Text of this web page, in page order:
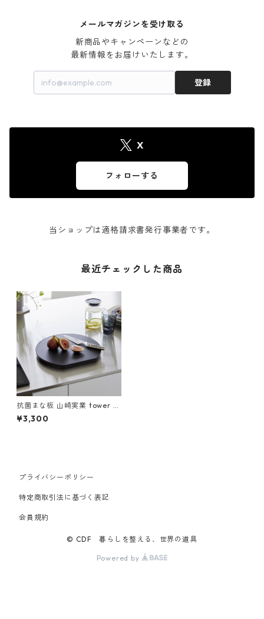
メールマガジンを受け取る
新商品やキャンペーンなどの
最新情報をお届けいたします。
登録
X
フォローする
当ショップは適格請求書発行事業者です。
最近チェックした商品
抗菌まな板 山崎実業 tower タ
ワー 食洗機対応 マグネット抗
菌まな板 ラウンド ブラック
¥3,300
プライバシーポリシー
特定商取引法に基づく表記
会員規約
© CDF 暮らしを整える、世界の道具
Powered by